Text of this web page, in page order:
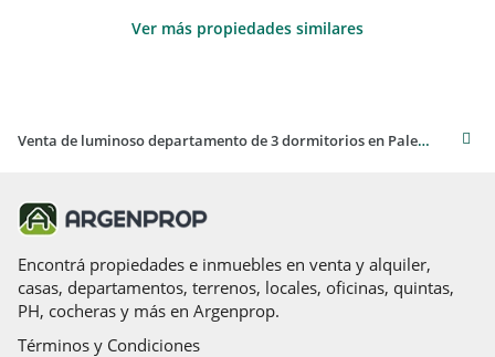
Ver más propiedades similares
Venta de luminoso departamento de 3 dormitorios en Palermo
Encontrá propiedades e inmuebles en venta y alquiler,
casas, departamentos, terrenos, locales, oficinas, quintas,
PH, cocheras y más en Argenprop.
Términos y Condiciones